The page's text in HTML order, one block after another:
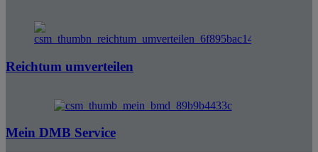
Reichtum umverteilen
Mein DMB Service